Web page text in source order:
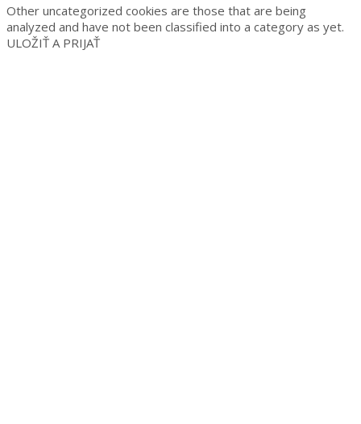
Other uncategorized cookies are those that are being
analyzed and have not been classified into a category as yet.
ULOŽIŤ A PRIJAŤ